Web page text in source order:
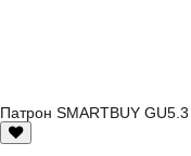
Патрон SMARTBUY